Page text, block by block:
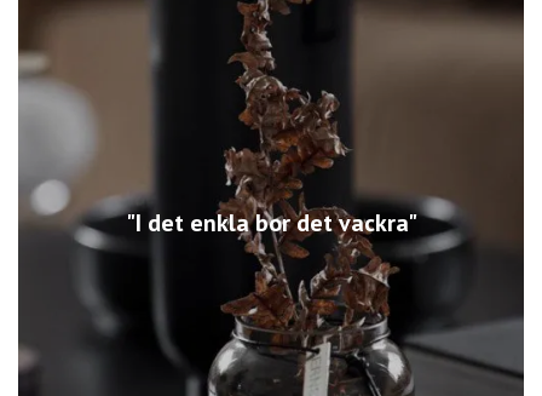
"I det enkla bor det vackra"